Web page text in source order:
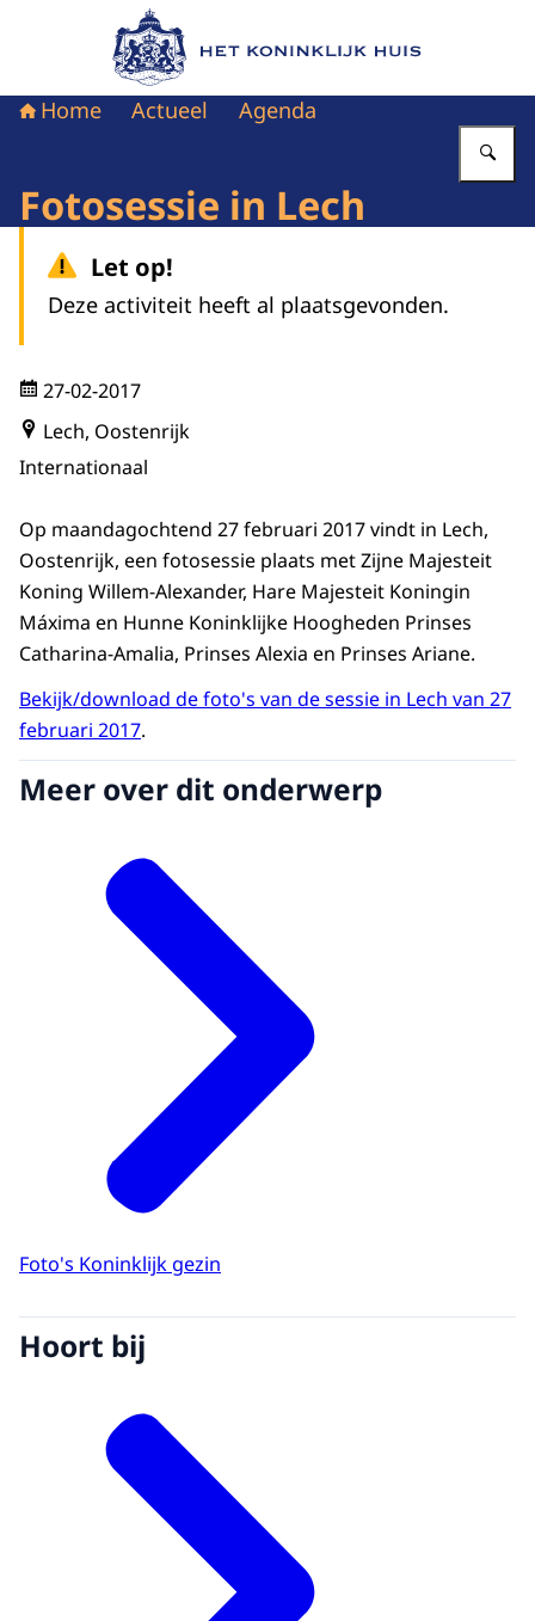
Naar de homepage van Het Koninklijk Huis
Home Actueel Agenda
Fotosessie in Lech
Let op!
Deze activiteit heeft al plaatsgevonden.
27-02-2017
Lech, Oostenrijk
Internationaal
Op maandagochtend 27 februari 2017 vindt in Lech,
Oostenrijk, een fotosessie plaats met Zijne Majesteit
Koning Willem-Alexander, Hare Majesteit Koningin
Máxima en Hunne Koninklijke Hoogheden Prinses
Catharina-Amalia, Prinses Alexia en Prinses Ariane.
Bekijk/download de foto's van de sessie in Lech van 27
februari 2017.
Meer over dit onderwerp
Foto's Koninklijk gezin
Hoort bij